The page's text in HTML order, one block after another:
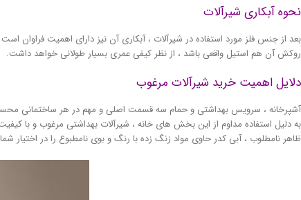
نحوه آبکاری شیرآلات
روکش آن هم استیل واقعی باشد ، از نظر کیفی عمری بسیار طولانی خواهد داشت.
دلایل اهمیت خرید شیرآلات مرغوب
آشپرخانه ، سرویس بهداشتی و حمام سه قسمت اصلی و مهم در هر ساختمانی محسوب
به دلیل استفاده مداوم از این بخش های خانه ، شیرآلات بهداشتی مرغوب و با
ظاهر نامطلوب ، آبی کدر حاوی مواد زنگ زده با رنگ و بوی نامطبوع را در اختیار